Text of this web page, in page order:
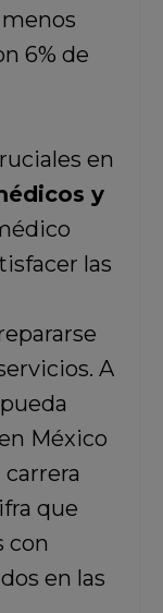
6% de
en
y
las
A
México
carrera
que
con
en las